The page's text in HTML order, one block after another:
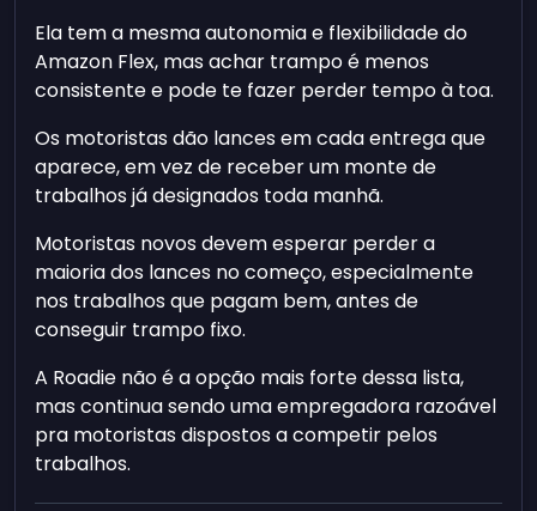
Ela tem a mesma autonomia e flexibilidade do
Amazon Flex, mas achar trampo é menos
consistente e pode te fazer perder tempo à toa.
Os motoristas dão lances em cada entrega que
aparece, em vez de receber um monte de
trabalhos já designados toda manhã.
Motoristas novos devem esperar perder a
maioria dos lances no começo, especialmente
nos trabalhos que pagam bem, antes de
conseguir trampo fixo.
A Roadie não é a opção mais forte dessa lista,
mas continua sendo uma empregadora razoável
pra motoristas dispostos a competir pelos
trabalhos.